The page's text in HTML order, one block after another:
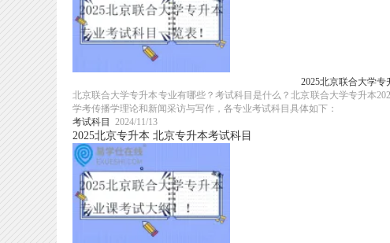
2025北京联合大学
北京联合大学专升本专业有哪些？考试科目是什么？北京联合大学专升本
学考传播学理论和新闻采访与写作，各专业考试科目具体如下：
考试科目
2024/11/13
2025北京专升本 北京专升本考试科目